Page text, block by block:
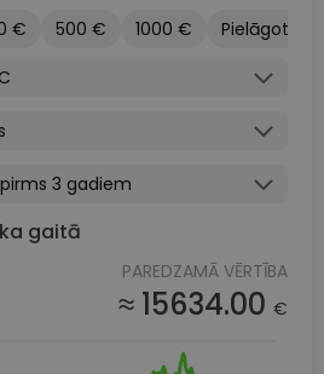
€ 500 € 1000 €
Pielāgots
pirms 3 gadiem
gaitā
PAREDZAMĀ VĒRTĪBA
≈ 15634.00 €